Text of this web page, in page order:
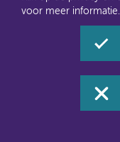
Facebook
voor meer informatie.